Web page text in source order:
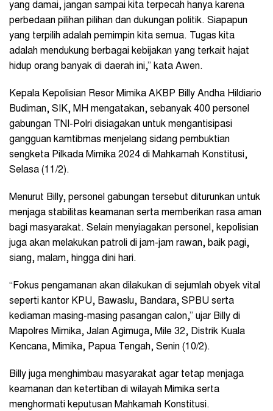
yang damai, jangan sampai kita terpecah hanya karena
perbedaan pilihan pilihan dan dukungan politik. Siapapun
yang terpilih adalah pemimpin kita semua. Tugas kita
adalah mendukung berbagai kebijakan yang terkait hajat
hidup orang banyak di daerah ini,” kata Awen.
Kepala Kepolisian Resor Mimika AKBP Billy Andha Hildiario
Budiman, SIK, MH mengatakan, sebanyak 400 personel
gabungan TNI-Polri disiagakan untuk mengantisipasi
gangguan kamtibmas menjelang sidang pembuktian
sengketa Pilkada Mimika 2024 di Mahkamah Konstitusi,
Selasa (11/2).
Menurut Billy, personel gabungan tersebut diturunkan untuk
menjaga stabilitas keamanan serta memberikan rasa aman
bagi masyarakat. Selain menyiagakan personel, kepolisian
juga akan melakukan patroli di jam-jam rawan, baik pagi,
siang, malam, hingga dini hari.
“Fokus pengamanan akan dilakukan di sejumlah obyek vital
seperti kantor KPU, Bawaslu, Bandara, SPBU serta
kediaman masing-masing pasangan calon,” ujar Billy di
Mapolres Mimika, Jalan Agimuga, Mile 32, Distrik Kuala
Kencana, Mimika, Papua Tengah, Senin (10/2).
Billy juga menghimbau masyarakat agar tetap menjaga
keamanan dan ketertiban di wilayah Mimika serta
menghormati keputusan Mahkamah Konstitusi.